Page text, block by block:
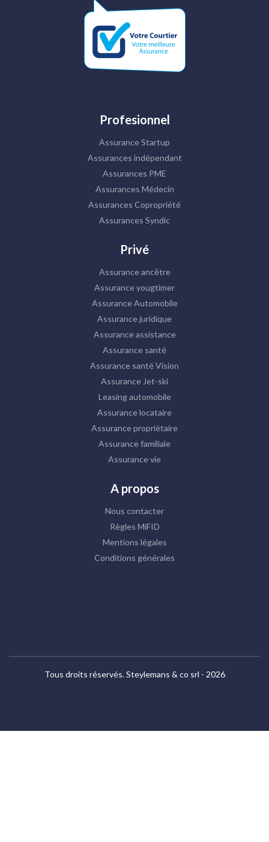
Profesionnel
Assurance Startup
Assurances indépendant
Assurances PME
Assurances Médecin
Assurances Copropriété
Assurances Syndic
Privé
Assurance ancêtre
Assurance yougtimer
Assurance Automobile
Assurance juridique
Assurance assistance
Assurance santé
Assurance santé Vision
Assurance Jet-ski
Leasing automobile
Assurance locataire
Assurance propriétaire
Assurance familiale
Assurance vie
A propos
Nous contacter
Règles MiFID
Mentions légales
Conditions générales
Tous droits réservés. Steylemans & co srl - 2026